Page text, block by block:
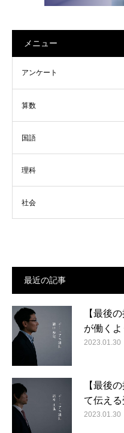
メニュー
アンケート
算数
国語
理科
社会
最近の記事
【最後
が働く
2023.01.30
【最後
て伝え
2023.01.30